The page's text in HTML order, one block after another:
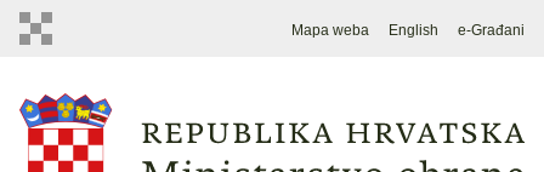
Mapa weba English e-Građani